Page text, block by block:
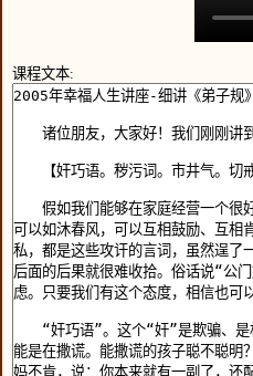
课程文本: